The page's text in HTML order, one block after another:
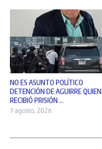
NO ES ASUNTO POLÍTICO
DETENCIÓN DE AGUIRRE QUIEN
RECIBIÓ PRISIÓN ...
7 agosto, 2026